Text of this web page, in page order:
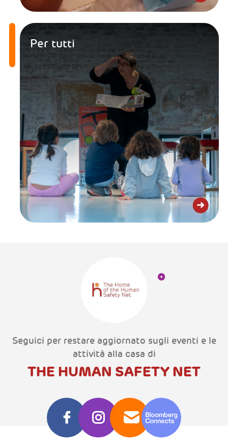
Per tutti
Seguici per restare aggiornato sugli eventi e le
attività alla casa di
THE HUMAN SAFETY NET